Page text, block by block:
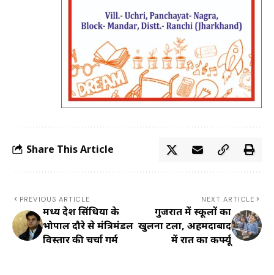
Share This Article
PREVIOUS ARTICLE
मध्य प्रदेश सिंधिया के
भोपाल दौरे से मंत्रिमंडल
विस्तार की चर्चा गर्म
NEXT ARTICLE
गुजरात में स्कूलों का
खुलना टला, अहमदाबाद
में रात का कर्फ्यू